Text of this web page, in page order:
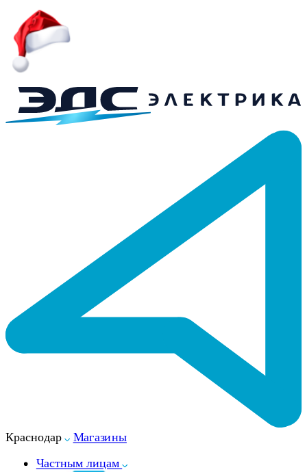
Краснодар
Магазины
Частным лицам